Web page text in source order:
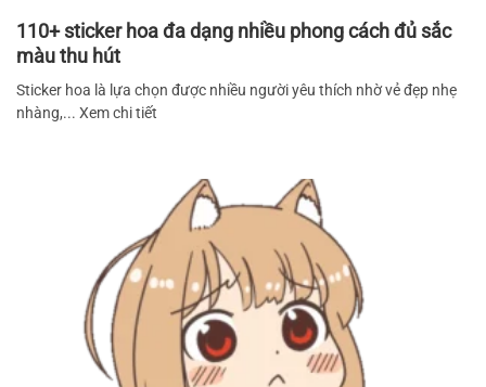
110+ sticker hoa đa dạng nhiều phong cách đủ sắc
màu thu hút
Sticker hoa là lựa chọn được nhiều người yêu thích nhờ vẻ đẹp nhẹ
nhàng,... Xem chi tiết